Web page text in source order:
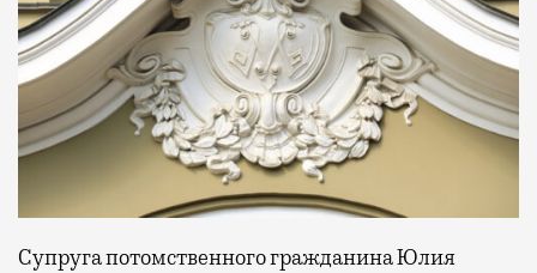
Супруга потомственного гражданина Юлия